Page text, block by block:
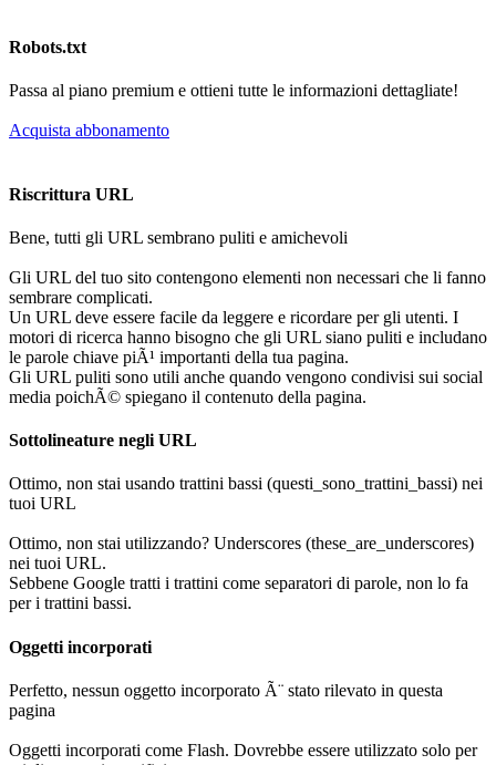
Robots.txt
Passa al piano premium e ottieni tutte le informazioni dettagliate!
Acquista abbonamento
Riscrittura URL
Bene, tutti gli URL sembrano puliti e amichevoli
Gli URL del tuo sito contengono elementi non necessari che li fanno
sembrare complicati.
Un URL deve essere facile da leggere e ricordare per gli utenti. I
motori di ricerca hanno bisogno che gli URL siano puliti e includano
le parole chiave piÃ¹ importanti della tua pagina.
Gli URL puliti sono utili anche quando vengono condivisi sui social
media poichÃ© spiegano il contenuto della pagina.
Sottolineature negli URL
Ottimo, non stai usando trattini bassi (questi_sono_trattini_bassi) nei
tuoi URL
Ottimo, non stai utilizzando? Underscores (these_are_underscores)
nei tuoi URL.
Sebbene Google tratti i trattini come separatori di parole, non lo fa
per i trattini bassi.
Oggetti incorporati
Perfetto, nessun oggetto incorporato Ã¨ stato rilevato in questa
pagina
Oggetti incorporati come Flash. Dovrebbe essere utilizzato solo per